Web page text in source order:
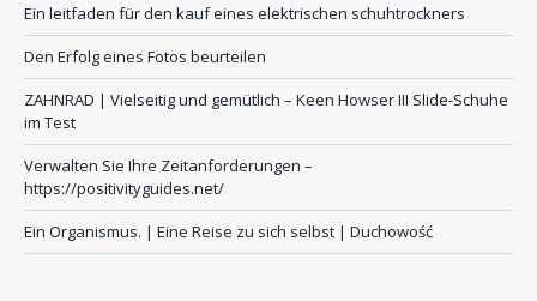
Ein leitfaden für den kauf eines elektrischen schuhtrockners
Den Erfolg eines Fotos beurteilen
ZAHNRAD ​​| Vielseitig und gemütlich – Keen Howser III Slide-Schuhe
im Test
Verwalten Sie Ihre Zeitanforderungen –
https://positivityguides.net/
Ein Organismus. | Eine Reise zu sich selbst | Duchowość